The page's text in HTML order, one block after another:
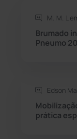
Rio de
Rio do
Saúde
Seabra
M. M. L
Brumado
Pneumo
Edson
prática